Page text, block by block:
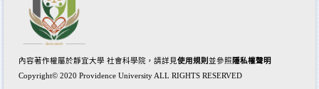
內容著作權屬於靜宜大學 社會科學院 ，請詳見使用規則 並參照 隱私權聲明
Copyright© 2020 Providence University ALL RIGHTS RESERVED